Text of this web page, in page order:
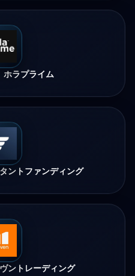
ホラプライム
ントファンディング
ントレーディング